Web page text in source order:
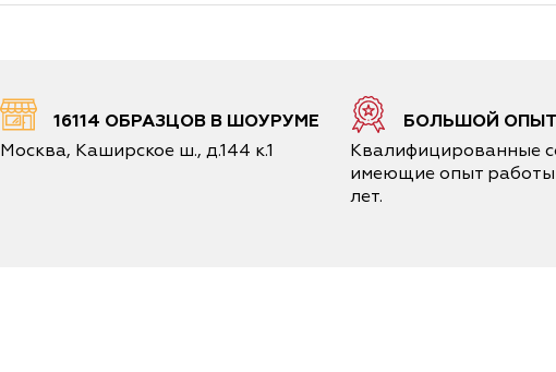
16114 ОБРАЗЦОВ В ШОУРУМЕ
Москва, Каширское ш., д.144 к.1
БОЛЬШОЙ
Квалифицированные
имеющие опыт работы
лет.